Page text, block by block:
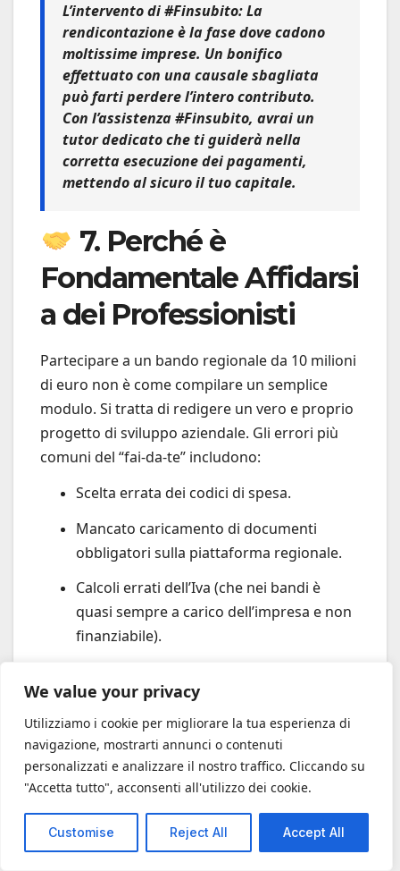
We value your privacy
Utilizziamo i cookie per migliorare la tua esperienza di
navigazione, mostrarti annunci o contenuti
personalizzati e analizzare il nostro traffico. Cliccando su
"Accetta tutto", acconsenti all'utilizzo dei cookie.
Customise Reject All Accept All
L’intervento di #Finsubito:La
rendicontazione è la fase dove cadono
moltissime imprese. Un bonifico
effettuato con una causale sbagliata
può farti perdere l’intero contributo.
Con l’assistenza #Finsubito, avrai un
tutor dedicato che ti guiderà nella
corretta esecuzione dei pagamenti,
mettendo al sicuro il tuo capitale.
7. Perché è
Fondamentale Affidarsi
a dei Professionisti
Partecipare a un bando regionale da 10 milioni
di euro non è come compilare un semplice
modulo. Si tratta di redigere un vero e proprio
progetto di sviluppo aziendale. Gli errori più
comuni del “fai-da-te” includono:
Scelta errata dei codici di spesa.
Mancato caricamento di documenti
obbligatori sulla piattaforma regionale.
Calcoli errati dell’Iva (che nei bandi è
quasi sempre a carico dell’impresa e non
finanziabile).
domanda durante un click-day.
Scegliere laconsulenza #Finsubitosignifica
azzerare lo stress burocratico e affidare il
successo della tua azienda a mani esperte. Il
Analisi di Pre-Fattibilità Gratuita:Per